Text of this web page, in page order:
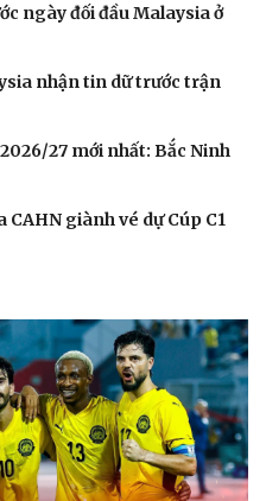
ngày đối đầu Malaysia ở
nhận tin dữ trước trận
27 mới nhất: Bắc Ninh
giành vé dự Cúp C1